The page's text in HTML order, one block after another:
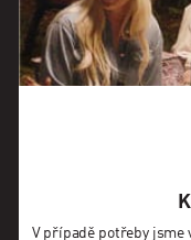
V případě potřeby jsme